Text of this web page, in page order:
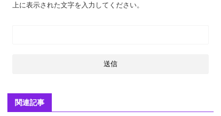
上に表示された文字を入力してください。
関連記事